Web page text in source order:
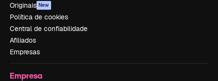
Originais New
Política de cookies
Central de confiabilidade
Afiliados
Empresas
Empresa